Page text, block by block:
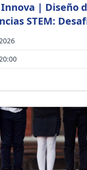
Innova | Diseño
STEM:
para la
Curricular